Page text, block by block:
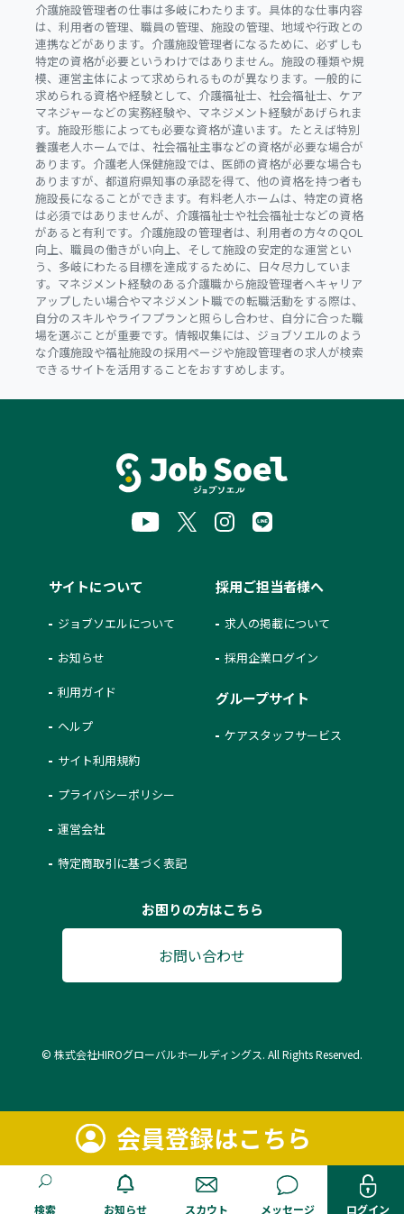
介護施設管理者の仕事は多岐にわたります。具体的な仕事内容
は、利用者の管理、職員の管理、施設の管理、地域や行政との
連携などがあります。介護施設管理者になるために、必ずしも
特定の資格が必要というわけではありません。施設の種類や規
模、運営主体によって求められるものが異なります。一般的に
求められる資格や経験として、介護福祉士、社会福祉士、ケア
マネジャーなどの実務経験や、マネジメント経験があげられま
す。施設形態によっても必要な資格が違います。たとえば特別
養護老人ホームでは、社会福祉主事などの資格が必要な場合が
あります。介護老人保健施設では、医師の資格が必要な場合も
ありますが、都道府県知事の承認を得て、他の資格を持つ者も
施設長になることができます。有料老人ホームは、特定の資格
は必須ではありませんが、介護福祉士や社会福祉士などの資格
があると有利です。介護施設の管理者は、利用者の方々のQOL
向上、職員の働きがい向上、そして施設の安定的な運営とい
う、多岐にわたる目標を達成するために、日々尽力していま
す。マネジメント経験のある介護職から施設管理者へキャリア
アップしたい場合やマネジメント職での転職活動をする際は、
自分のスキルやライフプランと照らし合わせ、自分に合った職
場を選ぶことが重要です。情報収集には、ジョブソエルのよう
な介護施設や福祉施設の採用ページや施設管理者の求人が検索
できるサイトを活用することをおすすめします。
会員登録はこちら
検索 お知らせ スカウト メッセージ ログイン
サイトについて
ジョブソエルについて
お知らせ
利用ガイド
ヘルプ
サイト利用規約
プライバシーポリシー
運営会社
特定商取引に基づく表記
採用ご担当者様へ
求人の掲載について
採用企業ログイン
グループサイト
ケアスタッフサービス
お困りの方はこちら
お問い合わせ
© 株式会社HIROグローバルホールディングス. All Rights Reserved.